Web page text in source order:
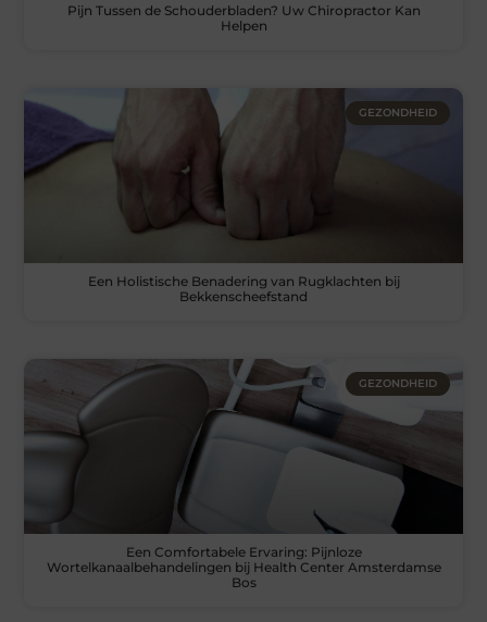
Pijn Tussen de Schouderbladen? Uw Chiropractor Kan
Helpen
GEZONDHEID
Een Holistische Benadering van Rugklachten bij
Bekkenscheefstand
GEZONDHEID
Een Comfortabele Ervaring: Pijnloze
Wortelkanaalbehandelingen bij Health Center Amsterdamse
Bos